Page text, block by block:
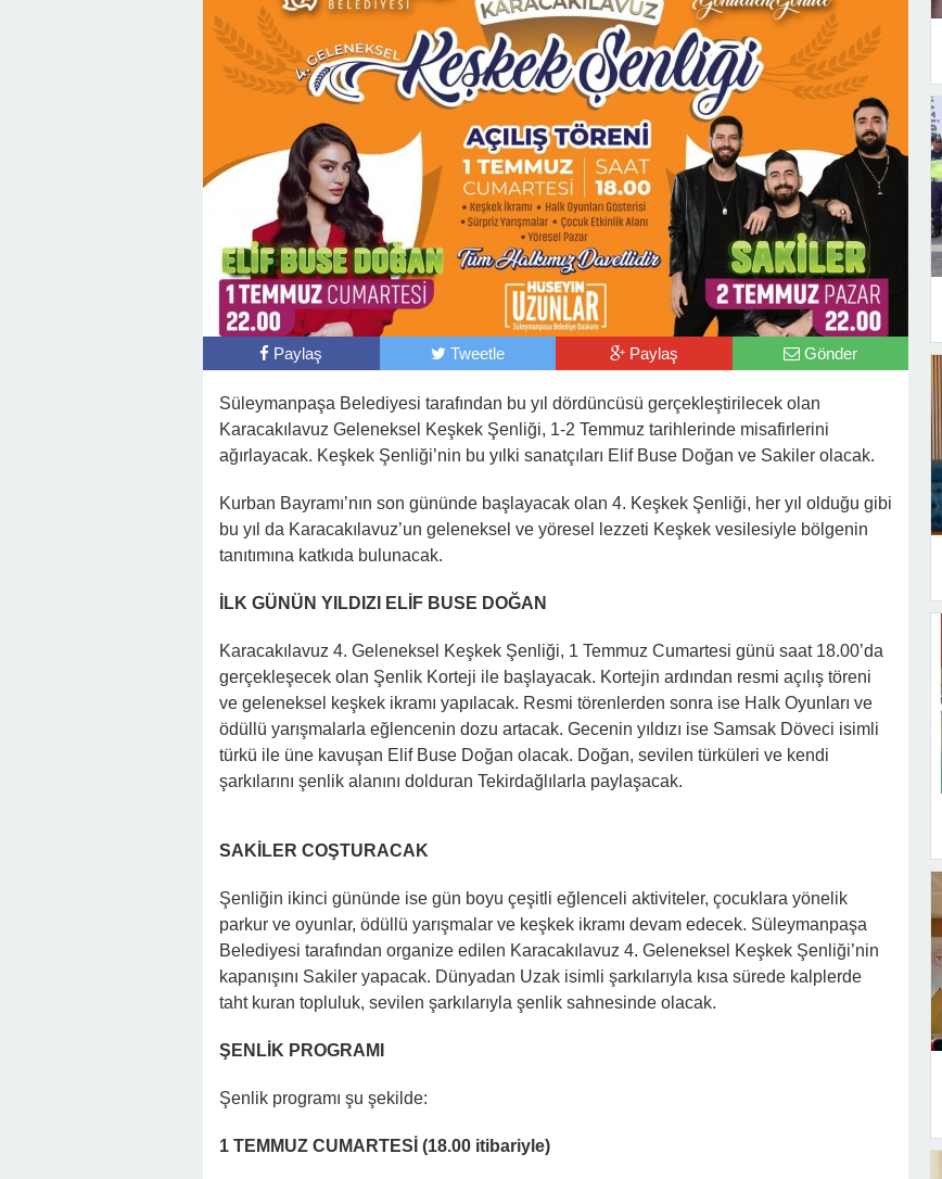
Paylaş Tweetle Paylaş Gönder
Süleymanpaşa Belediyesi tarafından bu yıl dördüncüsü gerçekleştirilecek olan
Karacakılavuz Geleneksel Keşkek Şenliği, 1-2 Temmuz tarihlerinde misafirlerini
ağırlayacak. Keşkek Şenliği’nin bu yılki sanatçıları Elif Buse Doğan ve Sakiler olacak.
Kurban Bayramı’nın son gününde başlayacak olan 4. Keşkek Şenliği, her yıl olduğu gibi
bu yıl da Karacakılavuz’un geleneksel ve yöresel lezzeti Keşkek vesilesiyle bölgenin
tanıtımına katkıda bulunacak.
İLK GÜNÜN YILDIZI ELİF BUSE DOĞAN
Karacakılavuz 4. Geleneksel Keşkek Şenliği, 1 Temmuz Cumartesi günü saat 18.00’da
gerçekleşecek olan Şenlik Korteji ile başlayacak. Kortejin ardından resmi açılış töreni
ve geleneksel keşkek ikramı yapılacak. Resmi törenlerden sonra ise Halk Oyunları ve
ödüllü yarışmalarla eğlencenin dozu artacak. Gecenin yıldızı ise Samsak Döveci isimli
türkü ile üne kavuşan Elif Buse Doğan olacak. Doğan, sevilen türküleri ve kendi
şarkılarını şenlik alanını dolduran Tekirdağlılarla paylaşacak.
SAKİLER COŞTURACAK
Şenliğin ikinci gününde ise gün boyu çeşitli eğlenceli aktiviteler, çocuklara yönelik
parkur ve oyunlar, ödüllü yarışmalar ve keşkek ikramı devam edecek. Süleymanpaşa
Belediyesi tarafından organize edilen Karacakılavuz 4. Geleneksel Keşkek Şenliği’nin
kapanışını Sakiler yapacak. Dünyadan Uzak isimli şarkılarıyla kısa sürede kalplerde
taht kuran topluluk, sevilen şarkılarıyla şenlik sahnesinde olacak.
ŞENLİK PROGRAMI
Şenlik programı şu şekilde:
1 TEMMUZ CUMARTESİ (18.00 itibariyle)